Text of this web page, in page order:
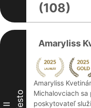
(108)
II
Amaryliss
Amaryliss
Michalovciach
poskytovateľ